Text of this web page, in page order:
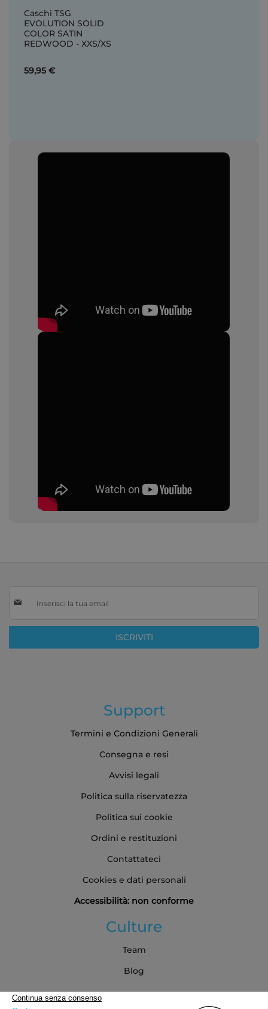
Caschi TSG
EVOLUTION SOLID
COLOR SATIN
REDWOOD - XXS/XS
59,95 €
alla
Newsletter:
ISCRIVITI
Support
Termini e Condizioni Generali
Consegna e resi
Avvisi legali
Politica sulla riservatezza
Politica sui cookie
Ordini e restituzioni
Contattateci
Cookies e dati personali
Accessibilità: non conforme
Culture
Team
Blog